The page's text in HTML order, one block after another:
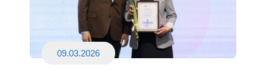
09.03.2026